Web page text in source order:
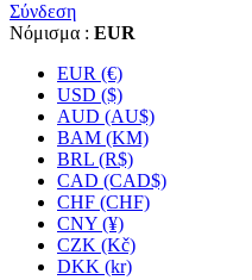
Σύνδεση
Νόμισμα : EUR
EUR (€)
USD ($)
AUD (AU$)
BAM (KM)
BRL (R$)
CAD (CAD$)
CHF (CHF)
CNY (¥)
CZK (Kč)
DKK (kr)